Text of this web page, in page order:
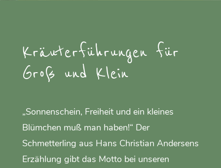
Kräuterführungen für
Groß und Klein
„Sonnenschein, Freiheit und ein kleines
Blümchen muß man haben!“ Der
Schmetterling aus Hans Christian Andersens
Erzählung gibt das Motto bei unseren